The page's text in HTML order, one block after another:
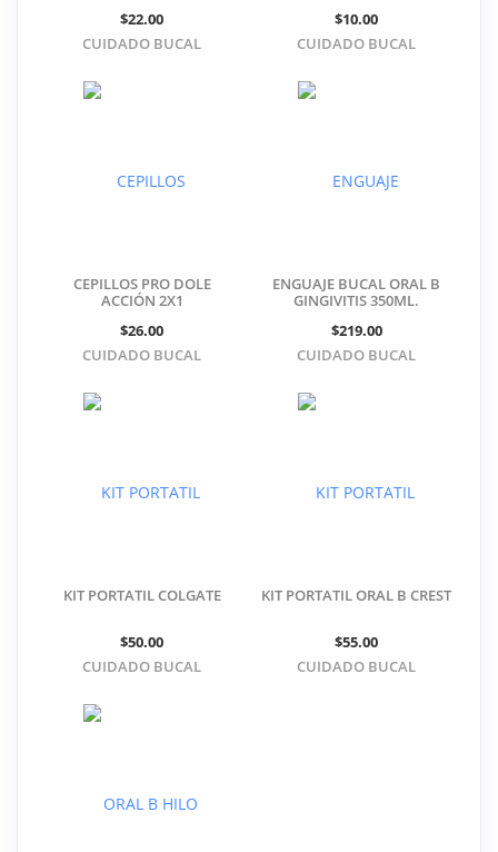
$22.00
CUIDADO BUCAL
$10.00
CUIDADO BUCAL
CEPILLOS PRO DOLE
ACCIÓN 2X1
$26.00
CUIDADO BUCAL
ENGUAJE BUCAL ORAL B
GINGIVITIS 350ML.
$219.00
CUIDADO BUCAL
KIT PORTATIL COLGATE
$50.00
CUIDADO BUCAL
KIT PORTATIL ORAL B CREST
$55.00
CUIDADO BUCAL